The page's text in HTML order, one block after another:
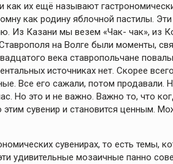
как их ещё называют
как родину яблочной пастилы.
Из Казани мы везем «Чак- чак», из
на Волге были моменты,
века ставропольчане
источниках нет. Скорее
Все его сажали, потом продавали.
Но это и не важно. Важно то, что
сувенир и становится ценным.
сувенирах, то есть темы,
удивительные мозаичные панно